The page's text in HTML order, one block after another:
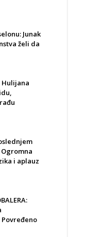
Junak
želi da
Hulijana
Ogromna
i aplauz